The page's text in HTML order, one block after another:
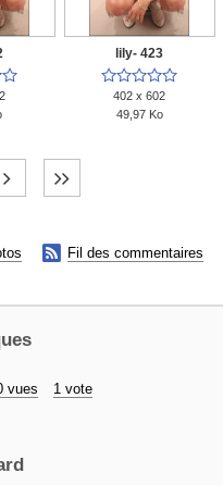

lily- 423

402 x 602
49,97 Ko
 Fil des commentaires
vues 1 vote